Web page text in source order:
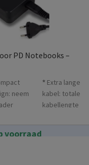
voorraad
PD Notebooks –
neem
Extra lange
kabel: totale
kabellengte